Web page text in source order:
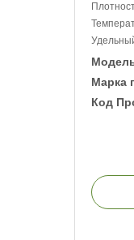
Марка
Код